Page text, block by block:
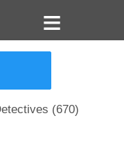
(670)